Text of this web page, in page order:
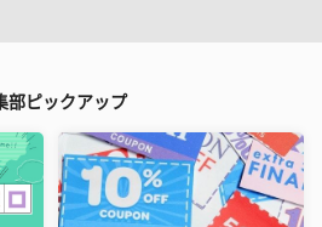
部ピックアップ